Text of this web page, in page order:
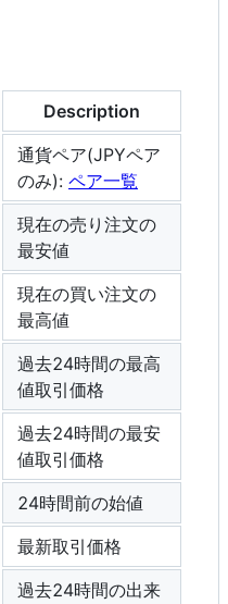
Description
通貨ペア(JPYペア
のみ): ペア一覧
現在の売り注文の
最安値
現在の買い注文の
最高値
過去24時間の最高
値取引価格
過去24時間の最安
値取引価格
24時間前の始値
最新取引価格
過去24時間の出来